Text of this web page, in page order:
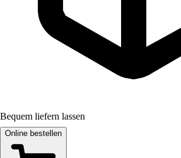
Bequem liefern lassen
Online bestellen